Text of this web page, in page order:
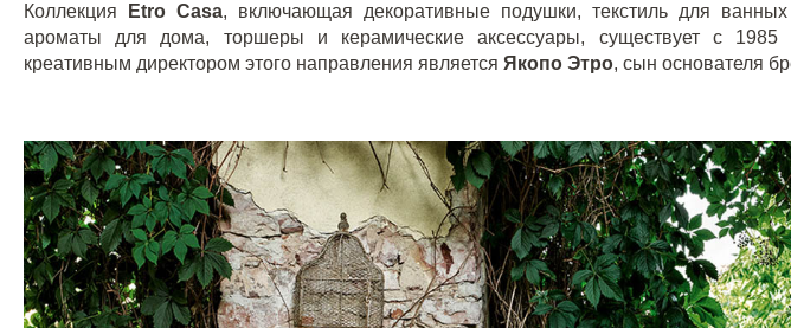
Коллекция
Etro Casa, включающая декоративные подушки, текстиль для
ароматы для дома, торшеры и керамические аксессуары, существует с
креативным директором этого направления является Якопо Этро, сын основателя